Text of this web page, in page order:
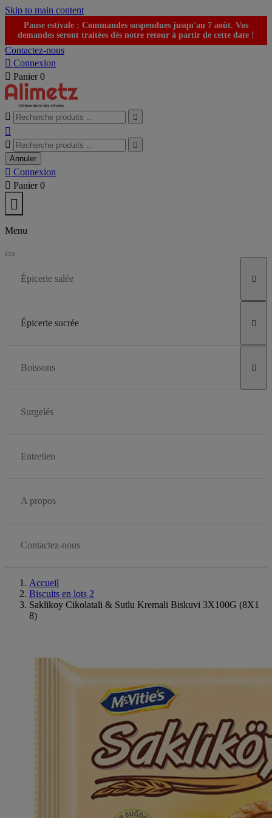
Skip to main content
Pause estivale : Commandes suspendues jusqu'au 7 août. Vos
demandes seront traitées dès notre retour à partir de cette date !
Contactez-nous
 Connexion
 Panier 0
 



Annuler
 Connexion
 Panier 0

Menu
Épicerie salée 
Épicerie sucrée 
Boissons 
Surgelés
Entretien
A propos
Contactez-nous
Accueil
Biscuits en lots 2
Saklikoy Cikolatali & Sutlu Kremali Biskuvi 3X100G (8X1
8)